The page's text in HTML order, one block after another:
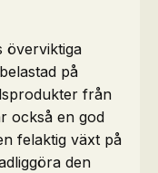
överviktiga
på
från
också en god
felaktig växt på
den